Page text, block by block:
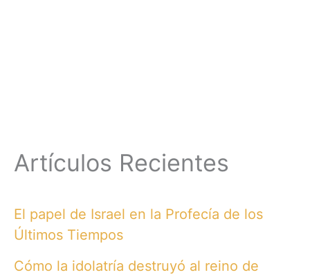
Artículos Recientes
El papel de Israel en la Profecía de los
Últimos Tiempos
Cómo la idolatría destruyó al reino de